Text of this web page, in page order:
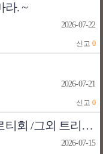
라. ~
2026-07-22
신고 0
2026-07-21
신고 0
미사 미사시간 아시는 분
2026-07-15